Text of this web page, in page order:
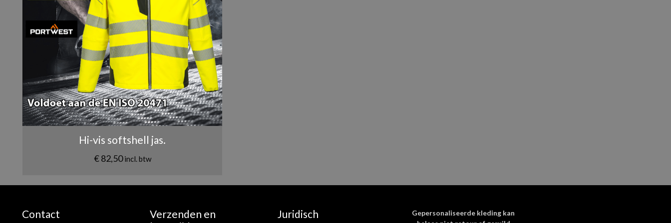
Naam
Hi-vis softshell jas.
€82,50 incl. btw
Contact
Verzenden en
Juridisch
Gepersonaliseerde kleding kan